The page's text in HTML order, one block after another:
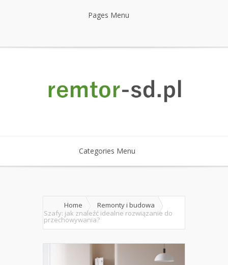
Pages Menu
Categories Menu
Home
Remonty i budowa
Szafy: jak znaleźć idealne rozwiązanie do
przechowywania?